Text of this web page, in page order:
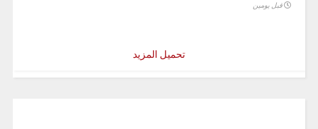
قبل يومين
تحميل المزيد